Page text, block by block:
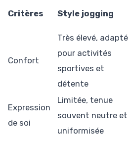
Critères Style jogging
Confort
Très élevé, adapté
pour activités
sportives et
détente
Expression
de soi
Limitée, tenue
souvent neutre et
uniformisée